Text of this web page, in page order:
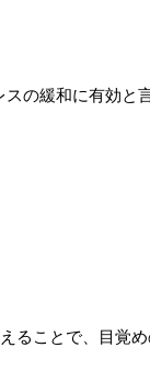
の緩和に有効と
ることで、目覚